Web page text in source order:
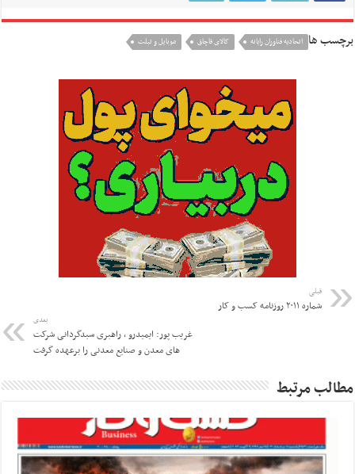
برچسب ها اتحادیه فناوران رایانه کالای قاچاق موبایل و تبلت
قبلی
شماره ۲۰۱۱ روزنامه کسب و کار
بعدی
غریب پور: ایمیدرو ، راهبری سبدگردانی شرکت
های معدن و صنایع معدنی را برعهده گرفت
مطالب مرتبط